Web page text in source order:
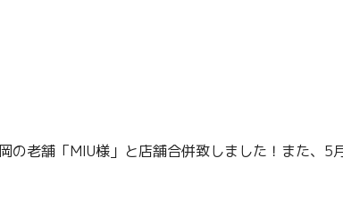
老舗「MIU様」と店舗合併致しました！また、5